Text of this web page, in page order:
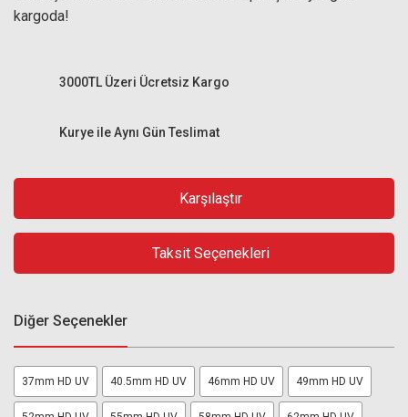
kargoda!
Kurye ile Aynı Gün Teslimat
3000TL Üzeri Ücretsiz Kargo
Karşılaştır
Taksit Seçenekleri
Diğer Seçenekler
37mm HD UV 40.5mm HD UV 46mm HD UV 49mm HD UV